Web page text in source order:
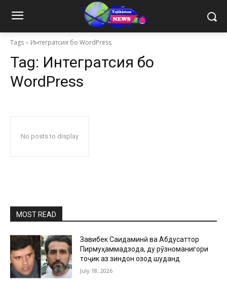
Tags Интегратсия бо WordPress
Tag: Интегратсия бо
WordPress
No posts to display
MOST READ
Завқибек Саидаминӣ ва Абдусаттор
Пирмуҳаммадзода, ду рӯзноманигори
тоҷик аз зиндон озод шуданд
July 18, 2026